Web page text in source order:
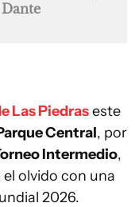
Las Piedraseste
Central, por
Intermedio,
olvido con una
2026.